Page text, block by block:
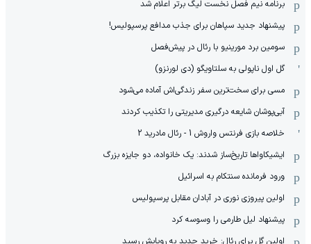
برنامه نیم فصل نخست لیگ برتر اعلام شد
پیشنهاد جدید سپاهان برای جذب مدافع پرسپولیس!
سومین برد مورینیو با رئال در پیش‌فصل
گل اول ناپولی به سلتاویگو (دی لورنزو)
مسی برای سخت‌ترین سفر زندگی‌اش آماده می‌شود
آبی‌پوشان شایعه درگیری مدیریتی را تکذیب کردند
خلاصه بازی فرنتس واروش 1 - رئال مادرید 2
ایشیکاوا‌ها تاریخ‌ساز شدند: یک خانواده، دو جایزه بزرگ
ورود فرمانده سنتکام به اسرائیل
اولین پیروزی نوری در آبادان مقابل پرسپولیس
پیشنهاد لیل طارمی را وسوسه کرد
اولین گل برای رئال: خرید جدید به رویایش رسید